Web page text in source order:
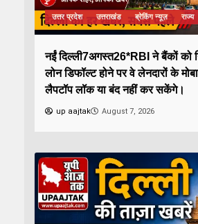
उत्तर प्रदेश उत्तराखंड ब्रेकिंग न्यूज़ राज्य
नईं दिल्ली7अगस्त26*RBI ने बैंकों को
लोन डिफॉल्ट होने पर वे लेनदारों के
लैपटॉप लॉक या बंद नहीं कर सकेंगे।
up aajtak August 7, 2026